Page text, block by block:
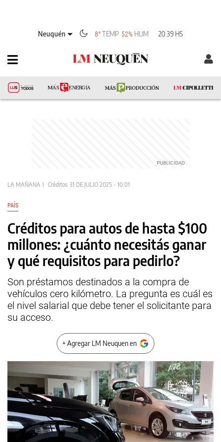
Neuquén 8°TEMP 52% HUM 20:39 HS
LA MAÑANA Créditos 31 DE JULIO 2025 - 10:01
PAÍS
Créditos para autos de hasta $100
millones: ¿cuánto necesitás ganar
y qué requisitos para pedirlo?
Son préstamos destinados a la compra de
vehículos cero kilómetro. La pregunta es cuál es
el nivel salarial que debe tener el solicitante para
su acceso.
+ Agregar LM Neuquen en